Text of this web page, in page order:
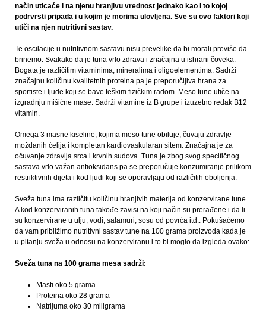
način uticaće i na njenu hranjivu vrednost jednako kao i to kojoj
podrvrsti pripada i u kojim je morima ulovljena. Sve su ovo faktori koji
utiči na njen nutritivni sastav.
Te oscilacije u nutritivnom sastavu nisu prevelike da bi morali previše da
brinemo. Svakako da je tuna vrlo zdrava i značajna u ishrani čoveka.
Bogata je različitim vitaminima, mineralima i oligoelementima. Sadrži
značajnu količinu kvalitetnih proteina pa je preporučljiva hrana za
sportiste i ljude koji se bave teškim fizičkim radom. Meso tune utiče na
izgradnju mišićne mase. Sadrži vitamine iz B grupe i izuzetno redak B12
vitamin.
Omega 3 masne kiseline, kojima meso tune obiluje, čuvaju zdravlje
moždanih ćelija i kompletan kardiovaskularan sitem. Značajna je za
očuvanje zdravlja srca i krvnih sudova. Tuna je zbog svog specifičnog
sastava vrlo važan antioksidans pa se preporučuje konzumiranje prilikom
restriktivnih dijeta i kod ljudi koji se oporavljaju od različitih oboljenja.
Sveža tuna ima različitu količinu hranjivih materija od konzervirane tune.
A kod konzerviranih tuna takođe zavisi na koji način su prerađene i da li
su konzervirane u ulju, vodi, salamuri, sosu od povrća itd.. Pokušaćemo
da vam približimo nutritivni sastav tune na 100 grama proizvoda kada je
u pitanju sveža u odnosu na konzerviranu i to bi moglo da izgleda ovako:
Sveža tuna na 100 grama mesa sadrži:
Masti oko 5 grama
Proteina oko 28 grama
Natrijuma oko 30 miligrama